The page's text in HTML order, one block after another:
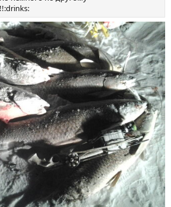
[/URL]
0314/d2/_dac3089cdd002d8e7adbd66